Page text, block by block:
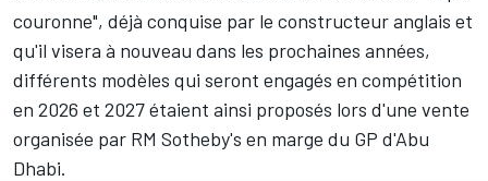
couronne", déjà conquise par le constructeur anglais et
qu'il visera à nouveau dans les prochaines années,
différents modèles qui seront engagés en compétition
en 2026 et 2027 étaient ainsi proposés lors d'une vente
organisée par RM Sotheby's en marge du GP d'Abu
Dhabi.